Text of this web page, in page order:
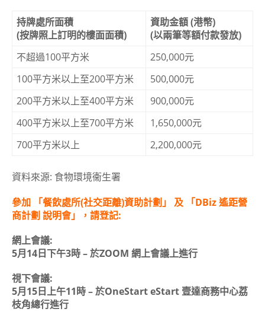
持牌處所面積
(按牌照上訂明的樓面面積)
資助金額 (港幣)
(以兩筆等額付款發放)
不超過100平方米
250,000元
100平方米以上至200平方米
500,000元
200平方米以上至400平方米
900,000元
400平方米以上至700平方米
1,650,000元
700平方米以上
2,200,000元
資料來源: 食物環境衞生署
參加 「餐飲處所(社交距離)資助計劃」 及 「DBiz 遙距營
商計劃 說明會」，請登記:
網上會議:
5月14日下午3時 – 於ZOOM 網上會議上進行
視下會議:
5月15日上午11時 – 於OneStart eStart 壹達商務中心荔
枝角總行進行